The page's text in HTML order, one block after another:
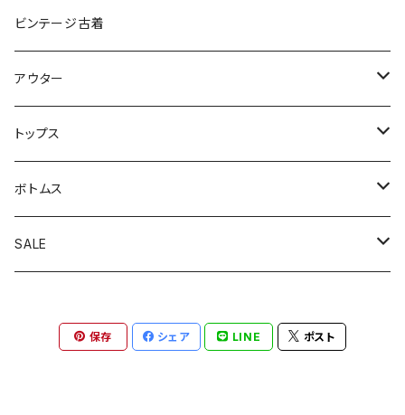
ビンテージ古着
アウター
アウトドアジャケット
カバーオール
コート
テーラードジャケット
トップス
カーディガン
スウェット
ボトムス
オーバーオール
スラックス
SALE
トップス
保存 シェア LINE ポスト